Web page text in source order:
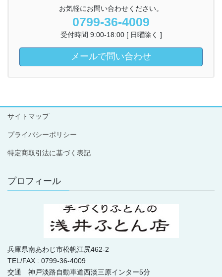
お気軽にお問い合わせください。
0799-36-4009
受付時間 9:00-18:00 [ 日曜除く ]
メールで問い合わせ
サイトマップ
プライバシーポリシー
特定商取引法に基づく表記
プロフィール
兵庫県南あわじ市松帆江尻462-2
TEL/FAX : 0799-36-4009
交通 神戸淡路自動車道西淡三原インター5分